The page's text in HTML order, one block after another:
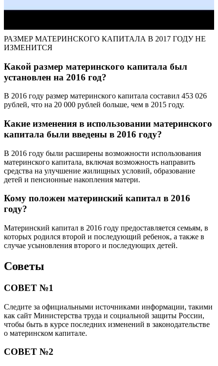
РАЗМЕР МАТЕРИНСКОГО КАПИТАЛА В 2017 ГОДУ НЕ
ИЗМЕНИТСЯ
Какой размер материнского капитала был
установлен на 2016 год?
В 2016 году размер материнского капитала составил 453 026
рублей, что на 20 000 рублей больше, чем в 2015 году.
Какие изменения в использовании материнского
капитала были введены в 2016 году?
В 2016 году были расширены возможности использования
материнского капитала, включая возможность направить
средства на улучшение жилищных условий, образование
детей и пенсионные накопления матери.
Кому положен материнский капитал в 2016
году?
Материнский капитал в 2016 году предоставляется семьям, в
которых родился второй и последующий ребенок, а также в
случае усыновления второго и последующих детей.
Советы
СОВЕТ №1
Следите за официальными источниками информации, такими
как сайт Министерства труда и социальной защиты России,
чтобы быть в курсе последних изменений в законодательстве
о материнском капитале.
СОВЕТ №2